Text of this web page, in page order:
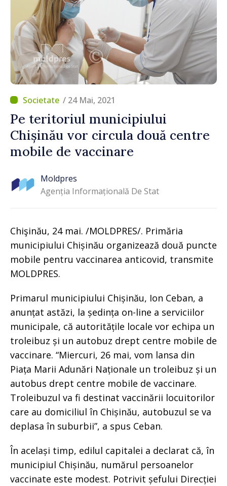
/ 24 Mai, 2021
Pe teritoriul municipiului
Chișinău vor circula două centre
mobile de vaccinare
Moldpres
Agenția Informațională De Stat
Chişinău, 24 mai. /MOLDPRES/. Primăria
municipiului Chișinău organizează două puncte
mobile pentru vaccinarea anticovid, transmite
MOLDPRES.
Primarul municipiului Chișinău, Ion Ceban, a
anunțat astăzi, la ședința on-line a serviciilor
municipale, că autoritățile locale vor echipa un
troleibuz și un autobuz drept centre mobile de
vaccinare. “Miercuri, 26 mai, vom lansa din
Piața Marii Adunări Naționale un troleibuz și un
autobus drept centre mobile de vaccinare.
Troleibuzul va fi destinat vaccinării locuitorilor
care au domiciliul în Chișinău, autobuzul se va
deplasa în suburbii”, a spus Ceban.
În același timp, edilul capitalei a declarat că, în
municipiul Chișinău, numărul persoanelor
vaccinate este modest. Potrivit șefului Direcției